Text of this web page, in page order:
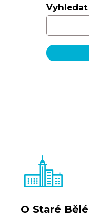
Vyhledat
O Staré Bělé